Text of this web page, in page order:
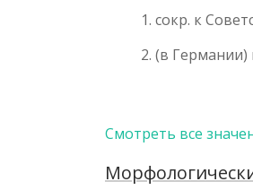
1. сокр. к
2. (в
Смотреть все